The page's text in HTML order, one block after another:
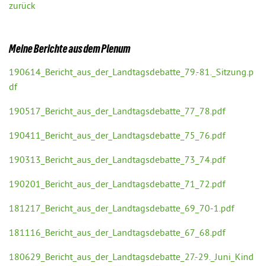
zurück
Meine Berichte aus dem Plenum
190614_Bericht_aus_der_Landtagsdebatte_79.-81._Sitzung.p
df
190517_Bericht_aus_der_Landtagsdebatte_77_78.pdf
190411_Bericht_aus_der_Landtagsdebatte_75_76.pdf
190313_Bericht_aus_der_Landtagsdebatte_73_74.pdf
190201_Bericht_aus_der_Landtagsdebatte_71_72.pdf
181217_Bericht_aus_der_Landtagsdebatte_69_70-1.pdf
181116_Bericht_aus_der_Landtagsdebatte_67_68.pdf
180629_Bericht_aus_der_Landtagsdebatte_27.-29._Juni_Kind